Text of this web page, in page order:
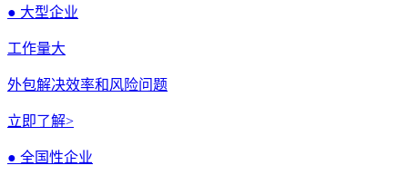
● 大型企业
工作量大
外包解决效率和风险问题
立即了解>
● 全国性企业